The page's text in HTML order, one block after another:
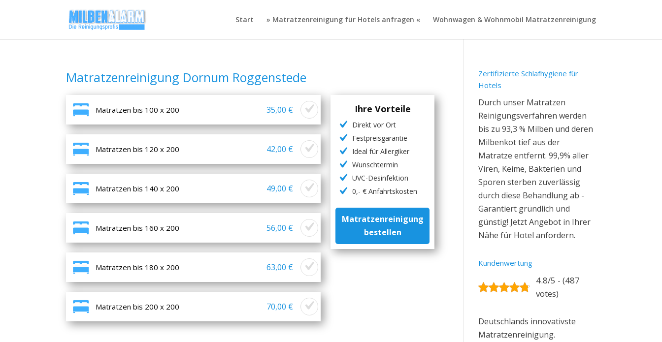
Start » Matratzenreinigung für Hotels anfragen « Wohnwagen & Wohnmobil Matratzenreinigung
Matratzenreinigung Dornum Roggenstede
Matratzen bis 100 x 200 35,00 €
Matratzen bis 120 x 200 42,00 €
Matratzen bis 140 x 200 49,00 €
Matratzen bis 160 x 200 56,00 €
Matratzen bis 180 x 200 63,00 €
Matratzen bis 200 x 200 70,00 €
Ihre Vorteile
Direkt vor Ort
Festpreisgarantie
Ideal für Allergiker
Wunschtermin
UVC-Desinfektion
0,- € Anfahrtskosten
Matratzenreinigung
bestellen
Zertifizierte Schlafhygiene für
Hotels
Durch unser Matratzen
Reinigungsverfahren werden
bis zu 93,3 % Milben und deren
Milbenkot tief aus der
Matratze entfernt. 99,9% aller
Viren, Keime, Bakterien und
Sporen sterben zuverlässig
durch diese Behandlung ab -
Garantiert gründlich und
günstig! Jetzt Angebot in Ihrer
Nähe für Hotel anfordern.
Kundenwertung
4.8/5 - (487
votes)
Deutschlands innovativste
Matratzenreinigung.